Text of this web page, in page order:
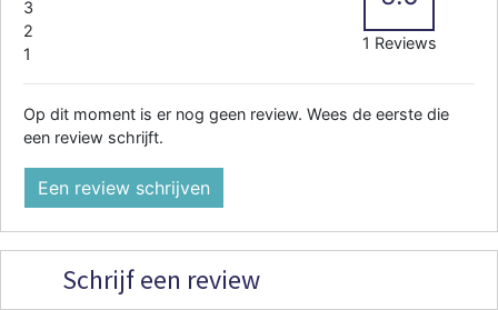
3
2
1
1 Reviews
Op dit moment is er nog geen review. Wees de eerste die
een review schrijft.
Een review schrijven
Schrijf een review